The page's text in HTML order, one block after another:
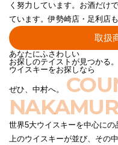
く努力しています。お酒だけ
ています。伊勢崎店・足利店
取扱
あなたにふさわしい
お探しのテイストが見つかる。
ウイスキーをお探しなら
ぜひ、中村へ。
世界5大ウイスキーを中心に
上のウイスキーが並び、その